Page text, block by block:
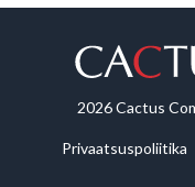
2026 Cactus
Privaatsuspoliitika